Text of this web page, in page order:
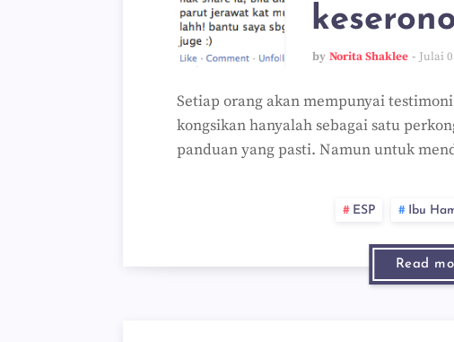
by Norita Shaklee Julai
Setiap orang akan mempunyai
kongsikan hanyalah sebagai satu
panduan yang pasti. Namun untuk
ESP Ibu
Read